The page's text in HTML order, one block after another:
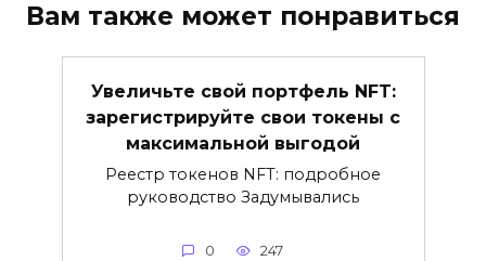
Вам также может понравиться
Увеличьте свой портфель NFT:
зарегистрируйте свои токены с
максимальной выгодой
Реестр токенов NFT: подробное
руководство Задумывались
0 247